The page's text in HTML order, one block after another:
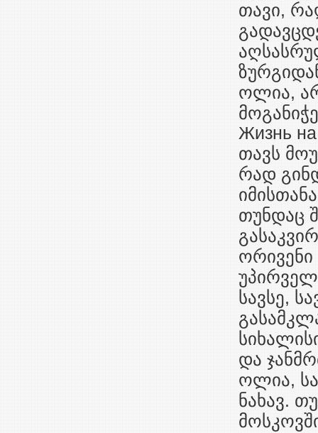
თავი,
ოლია,
Жизнь
თავს
რად
თუნდაც
ორივენი
სავსე,
და
ოლია,
ნახავ.